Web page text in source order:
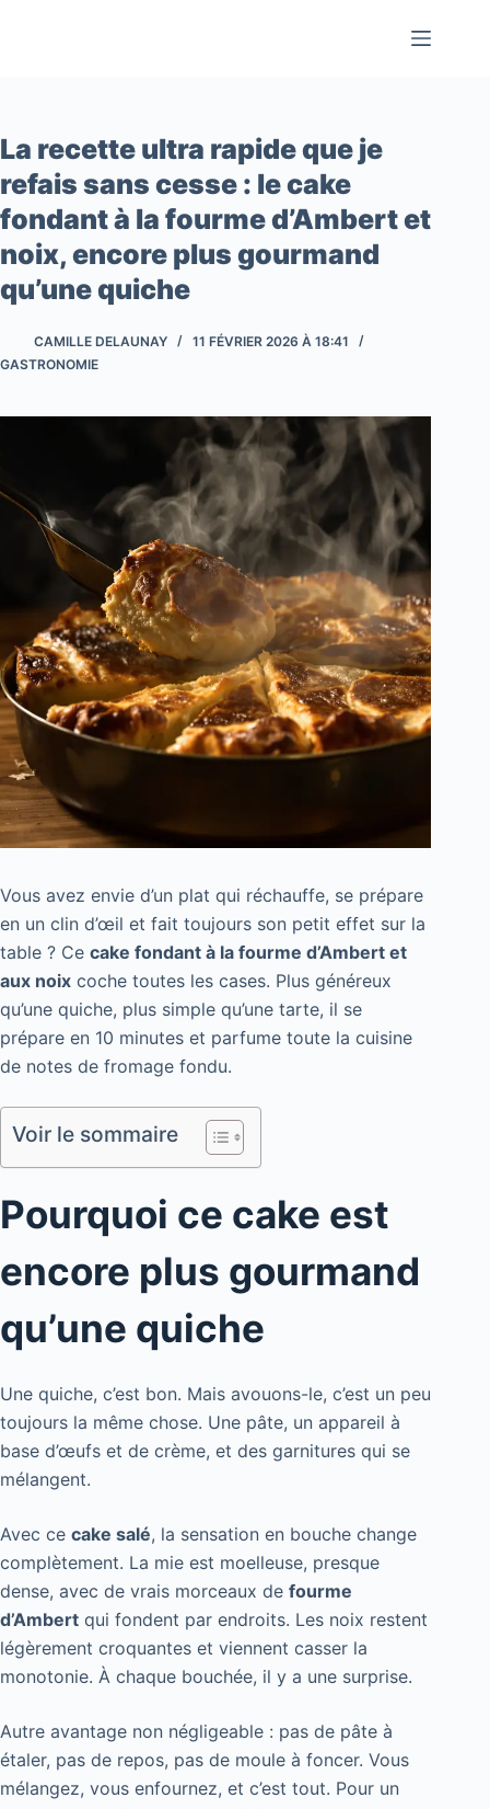
La recette ultra rapide que je
refais sans cesse : le cake
fondant à la fourme d’Ambert et
noix, encore plus gourmand
qu’une quiche
CAMILLE DELAUNAY
11 FÉVRIER 2026 À 18:41
GASTRONOMIE
Vous avez envie d’un plat qui réchauffe, se prépare
en un clin d’œil et fait toujours son petit effet sur la
table ? Ce cake fondant à la fourme d’Ambert et
aux noix coche toutes les cases. Plus généreux
qu’une quiche, plus simple qu’une tarte, il se
prépare en 10 minutes et parfume toute la cuisine
de notes de fromage fondu.
Voir le sommaire
Pourquoi ce cake est
encore plus gourmand
qu’une quiche
Une quiche, c’est bon. Mais avouons-le, c’est un peu
toujours la même chose. Une pâte, un appareil à
base d’œufs et de crème, et des garnitures qui se
mélangent.
Avec ce cake salé, la sensation en bouche change
complètement. La mie est moelleuse, presque
dense, avec de vrais morceaux de fourme
d’Ambert qui fondent par endroits. Les noix restent
légèrement croquantes et viennent casser la
monotonie. À chaque bouchée, il y a une surprise.
Autre avantage non négligeable : pas de pâte à
étaler, pas de repos, pas de moule à foncer. Vous
mélangez, vous enfournez, et c’est tout. Pour un